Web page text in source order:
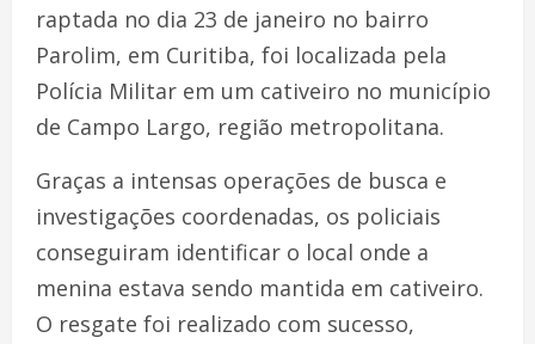
raptada no dia 23 de janeiro no bairro
Parolim, em Curitiba, foi localizada pela
Polícia Militar em um cativeiro no município
de Campo Largo, região metropolitana.
Graças a intensas operações de busca e
investigações coordenadas, os policiais
conseguiram identificar o local onde a
menina estava sendo mantida em cativeiro.
O resgate foi realizado com sucesso,